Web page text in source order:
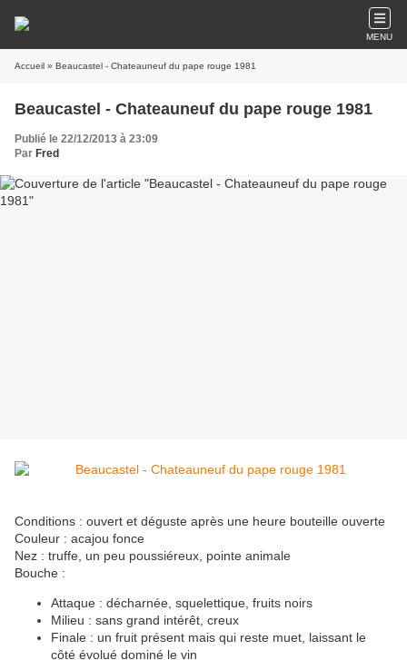
MENU
Accueil » Beaucastel - Chateauneuf du pape rouge 1981
Beaucastel - Chateauneuf du pape rouge 1981
Publié le 22/12/2013 à 23:09
Par Fred
Conditions : ouvert et déguste après une heure bouteille ouverte
Couleur : acajou fonce
Nez : truffe, un peu poussiéreux, pointe animale
Bouche :
Attaque : décharnée, squelettique, fruits noirs
Milieu : sans grand intérêt, creux
Finale : un fruit présent mais qui reste muet, laissant le
côté évolué dominé le vin